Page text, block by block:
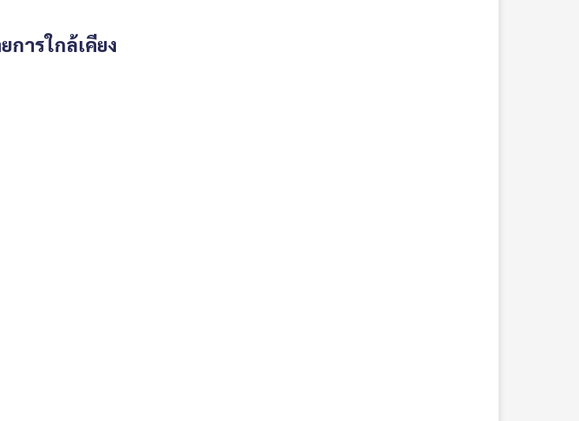
#MRT #BTS #hospital #nearsc
#MRT Phahon Yothin
การใกล้เคียง